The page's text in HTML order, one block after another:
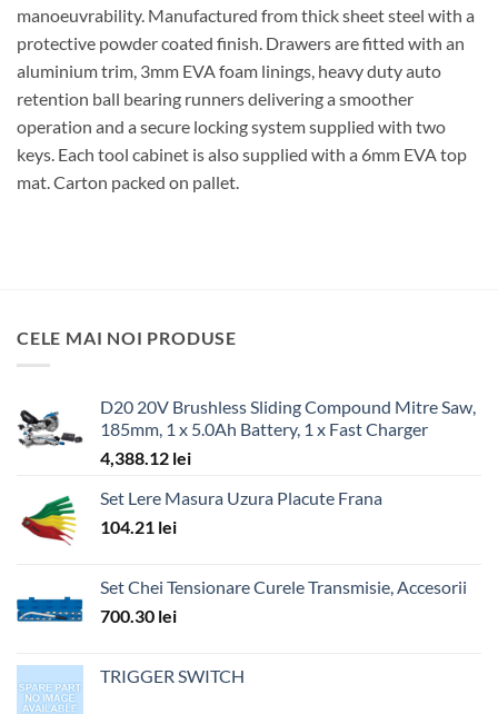
manoeuvrability. Manufactured from thick sheet steel with a
protective powder coated finish. Drawers are fitted with an
aluminium trim, 3mm EVA foam linings, heavy duty auto
retention ball bearing runners delivering a smoother
operation and a secure locking system supplied with two
keys. Each tool cabinet is also supplied with a 6mm EVA top
mat. Carton packed on pallet.
CELE MAI NOI PRODUSE
D20 20V Brushless Sliding Compound Mitre Saw,
185mm, 1 x 5.0Ah Battery, 1 x Fast Charger
4,388.12 lei
Set Lere Masura Uzura Placute Frana
104.21 lei
Set Chei Tensionare Curele Transmisie, Accesorii
700.30 lei
TRIGGER SWITCH